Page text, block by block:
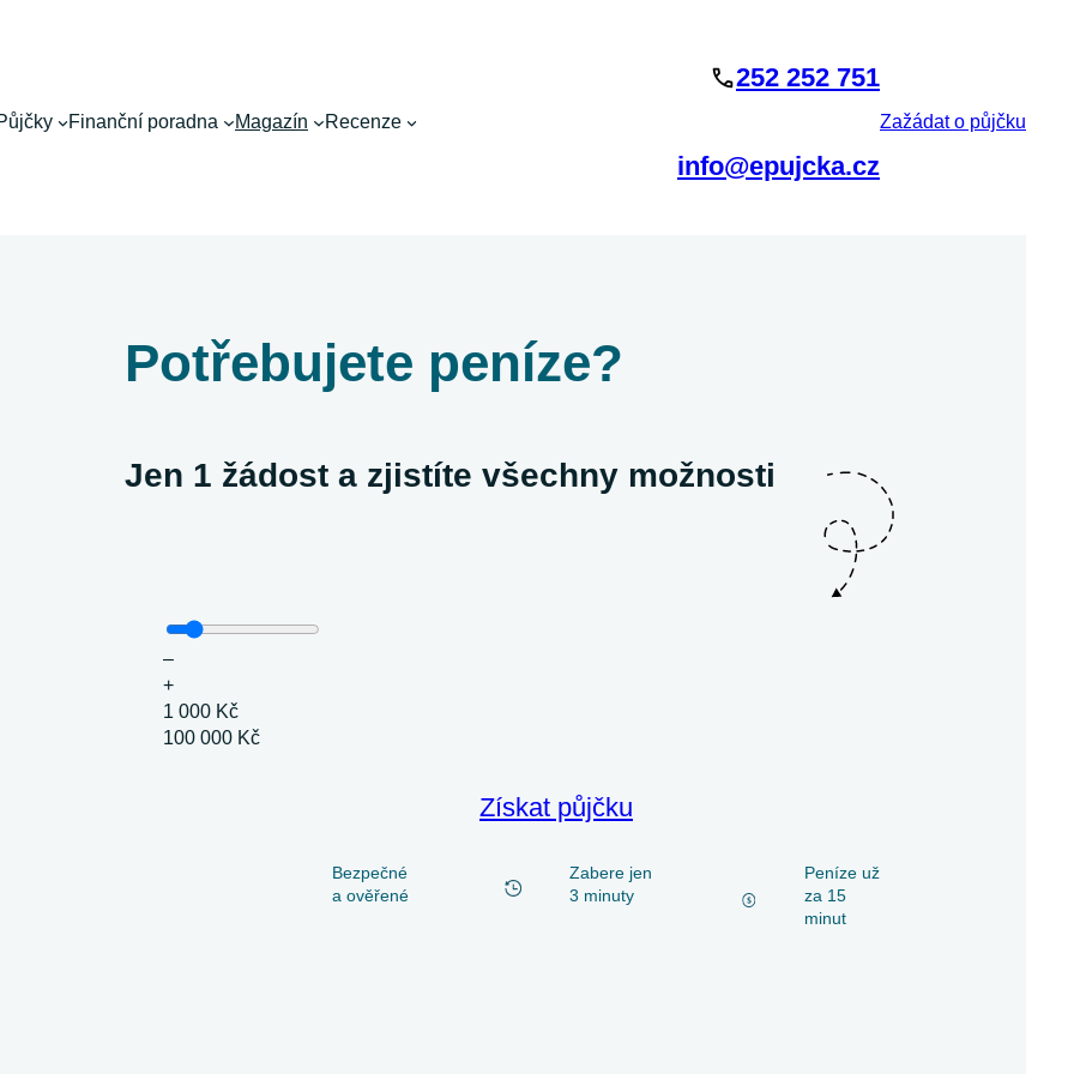
Finanční poradna Magazín Recenze
252 252 751
info@epujcka.cz
Zažádat o půjčku
Potřebujete peníze?
Jen 1 žádost a zjistíte všechny možnosti
–
+
1 000 Kč
100 000 Kč
Získat půjčku
Bezpečné
a ověřené
Zabere jen
3 minuty
Peníze už
za 15
minut